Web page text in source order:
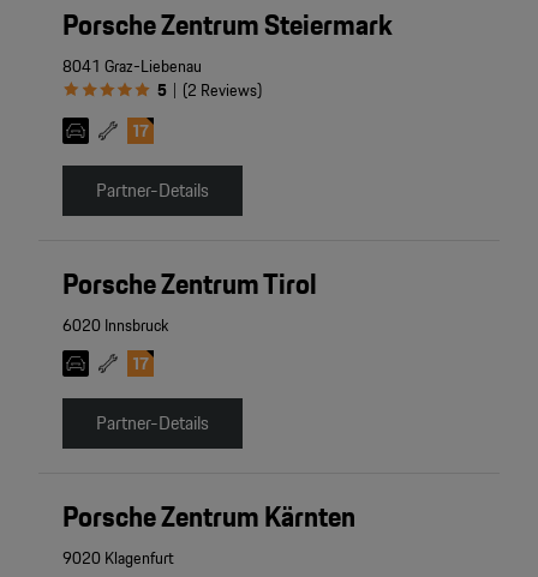
Porsche Zentrum Steiermark
8041 Graz-Liebenau
5 | (2 Reviews)
Partner-Details
Porsche Zentrum Tirol
6020 Innsbruck
Partner-Details
Porsche Zentrum Kärnten
9020 Klagenfurt